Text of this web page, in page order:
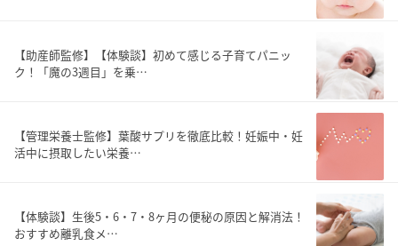
【助産師監修】【体験談】初めて感じる子育てパニッ
ク！「魔の3週目」を乗…
【管理栄養士監修】葉酸サプリを徹底比較！妊娠中・妊
活中に摂取したい栄養…
【体験談】生後5・6・7・8ヶ月の便秘の原因と解消法！
おすすめ離乳食メ…